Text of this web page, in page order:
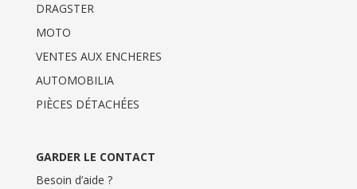
DRAGSTER
MOTO
VENTES AUX ENCHERES
AUTOMOBILIA
PIÈCES DÉTACHÉES
GARDER LE CONTACT
Besoin d’aide ?